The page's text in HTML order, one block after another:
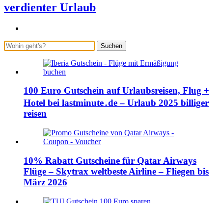
verdienter Urlaub
Suchen
100 Euro Gutschein auf Urlaubsreisen, Flug +
Hotel bei lastminute․de – Urlaub 2025 billiger
reisen
10% Rabatt Gutscheine für Qatar Airways
Flüge – Skytrax weltbeste Airline – Fliegen bis
März 2026